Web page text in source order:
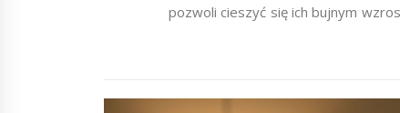
pozwoli cieszyć się ich bujnym